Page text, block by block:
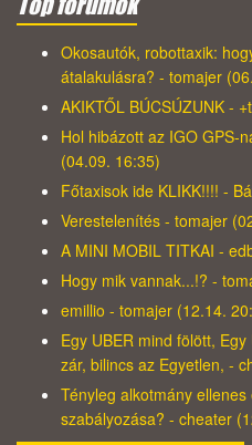
Okosautók, robottaxik:
átalakulásra? - tomajer
AKIKTŐL BÚCSÚZUNK -
Hol hibázott az IGO GPS-
(04.09. 16:35)
Főtaxisok ide KLIKK!!!! -
Verestelenítés - tomajer
A MINI MOBIL TITKAI -
Hogy mik vannak...!? -
emillio - tomajer (12.14.
Egy UBER mind fölött,
zár, bilincs az Egyetlen, -
Tényleg alkotmány
szabályozása? - cheater